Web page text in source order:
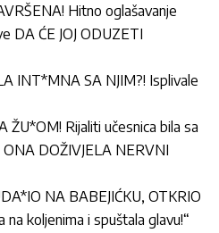
Hitno oglašavanje
DA ĆE JOJ ODUZETI
INT*MNA SA NJIM?! Isplivale
ŽU*OM! Rijaliti učesnica bila sa
DOŽIVJELA NERVNI
NA BABEJIĆKU, OTKRIO
na koljenima i spuštala glavu!“